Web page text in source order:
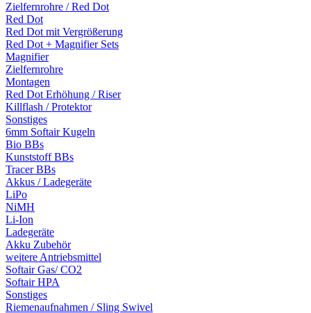
Zielfernrohre / Red Dot
Red Dot
Red Dot mit Vergrößerung
Red Dot + Magnifier Sets
Magnifier
Zielfernrohre
Montagen
Red Dot Erhöhung / Riser
Killflash / Protektor
Sonstiges
6mm Softair Kugeln
Bio BBs
Kunststoff BBs
Tracer BBs
Akkus / Ladegeräte
LiPo
NiMH
Li-Ion
Ladegeräte
Akku Zubehör
weitere Antriebsmittel
Softair Gas/ CO2
Softair HPA
Sonstiges
Riemenaufnahmen / Sling Swivel